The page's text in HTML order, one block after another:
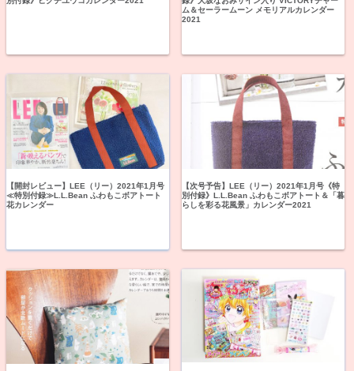
ム＆セーラームーン メモリアルカレンダー
2021
【開封レビュー】LEE（リー）2021年1月号
≪特別付録≫L.L.Bean ふわもこボアトート
花カレンダー
【次号予告】LEE（リー）2021年1月号《特
別付録》L.L.Bean ふわもこボアトート＆「暮
らしを彩る花風景」カレンダー2021